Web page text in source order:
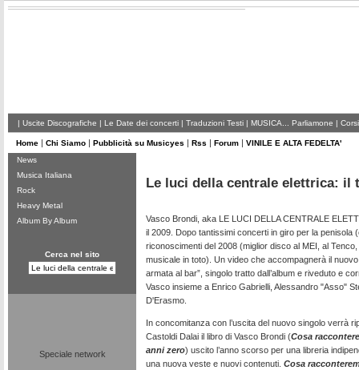
| Uscite Discografiche | Le Date dei concerti | Traduzioni Testi | MUSICA... Parliamone |
Home | Chi Siamo | Pubblicità su Musicyes | Rss | Forum | VINILE E ALTA FEDELTA'
News
Musica Italiana
Rock
Heavy Metal
Album By Album
Cerca nel sito
Speciale network
Le luci della centrale elettrica: il
Vasco Brondi, aka LE LUCI DELLA CENTRALE
il 2009. Dopo tantissimi concerti in giro per la penisola
riconoscimenti del 2008 (miglior disco al MEI, al
musicale in toto). Un video che accompagnerà il nuovo
armata al bar”, singolo tratto dall’album e riveduto e
Vasco insieme a Enrico Gabrielli, Alessandro "Asso"
D'Erasmo.
In concomitanza con l’uscita del nuovo singolo verrà
Castoldi Dalai il libro di Vasco Brondi (Cosa
anni zero) uscito l’anno scorso per una libreria
una nuova veste e nuovi contenuti. Cosa